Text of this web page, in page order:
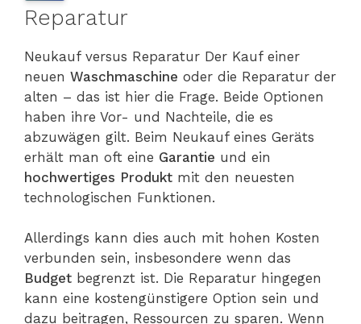
Reparatur
Neukauf versus Reparatur Der Kauf einer
neuen Waschmaschine oder die Reparatur der
alten – das ist hier die Frage. Beide Optionen
haben ihre Vor- und Nachteile, die es
abzuwägen gilt. Beim Neukauf eines Geräts
erhält man oft eine Garantie und ein
hochwertiges Produkt mit den neuesten
technologischen Funktionen.
Allerdings kann dies auch mit hohen Kosten
verbunden sein, insbesondere wenn das
Budget begrenzt ist. Die Reparatur hingegen
kann eine kostengünstigere Option sein und
dazu beitragen, Ressourcen zu sparen. Wenn